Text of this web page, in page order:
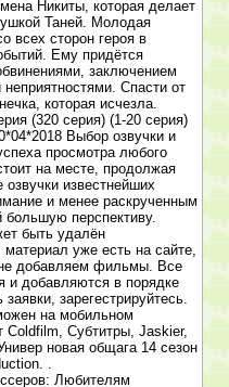
Никиты, которая делает
Таней. Молодая
всех сторон героя в
Ему придётся
заключением
Спасти от
которая исчезла.
(320 серия) (1-20 серия)
Выбор озвучки и
просмотра любого
на месте, продолжая
известнейших
и менее раскрученным
большую перспективу.
быть удалён
уже есть на сайте,
добавляем фильмы. Все
и добавляются в порядке
зарегестрируйтесь.
на мобильном
Coldfilm, Субтитры, Jaskier,
новая общага 14 сезон
.
Любителям